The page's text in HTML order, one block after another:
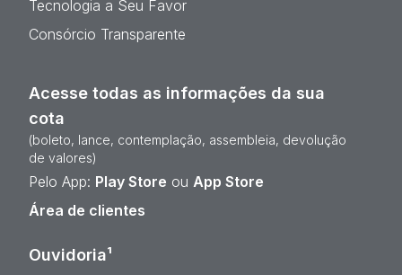
Tecnologia a Seu Favor
Consórcio Transparente
Acesse todas as informações da sua
cota
(boleto, lance, contemplação, assembleia, devolução
de valores)
Pelo App: Play Store ou App Store
Área de clientes
Ouvidoria¹